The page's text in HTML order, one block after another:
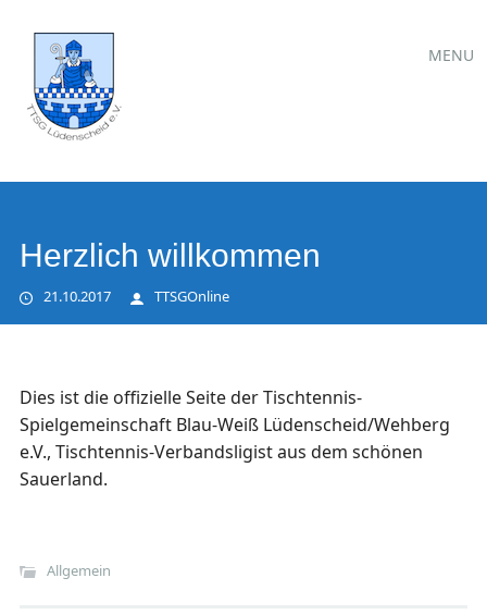
MENU
Herzlich willkommen
21.10.2017 TTSGOnline
Dies ist die offizielle Seite der Tischtennis-
Spielgemeinschaft Blau-Weiß Lüdenscheid/Wehberg
e.V., Tischtennis-Verbandsligist aus dem schönen
Sauerland.
Allgemein